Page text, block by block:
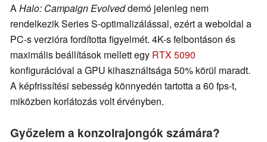
AHalo: Campaign Evolveddemó jelenleg nem
rendelkezik Series S-optimalizálással, ezért a weboldal a
PC-s verzióra fordította figyelmét. 4K-s felbontáson és
maximális beállítások mellett egy RTX 5090
konfigurációval a GPU kihasználtsága 50% körül maradt.
A képfrissítési sebesség könnyedén tartotta a 60 fps-t,
miközben korlátozás volt érvényben.
Győzelem a konzolrajongók számára?